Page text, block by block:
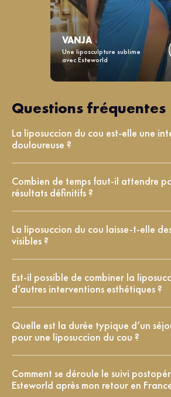
VANJA
Une liposculpture sublime
avec Esteworld
Questions fréquentes
La liposuccion du cou est-elle une
douloureuse ?
Combien de temps faut-il attendre
résultats définitifs ?
La liposuccion du cou laisse-t-elle
visibles ?
Est-il possible de combiner la
d’autres interventions esthétiques ?
Quelle est la durée typique d’un
pour une liposuccion du cou ?
Comment se déroule le suivi
Esteworld après mon retour en